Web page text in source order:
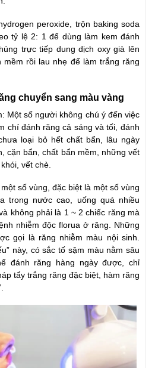
peroxide, trộn baking soda
tỷ lệ 2: 1 để dùng làm kem đánh
trực tiếp dung dịch oxy già lên
mềm rồi lau nhẹ để làm trắng răng
chuyển sang màu vàng
Một số người không chú ý đến việc
chí đánh răng cả sáng và tối, đánh
loại bỏ hết chất bẩn, lâu ngày
cặn bẩn, chất bẩn mềm, những vết
vết chè.
số vùng, đặc biệt là một số vùng
trong nước cao, uống quá nhiều
không phải là 1 ~ 2 chiếc răng mà
nhiễm độc florua ở răng. Những
gọi là răng nhiễm màu nội sinh.
này, có sắc tố sậm màu nằm sâu
đánh răng hàng ngày được, chỉ
tẩy trắng răng đặc biệt, hàm răng